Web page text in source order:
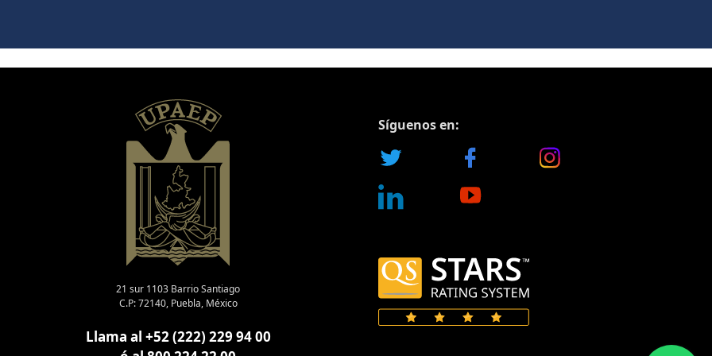
21 sur 1103 Barrio Santiago
C.P: 72140, Puebla, México
Llama al +52 (222) 229 94 00
Síguenos en: